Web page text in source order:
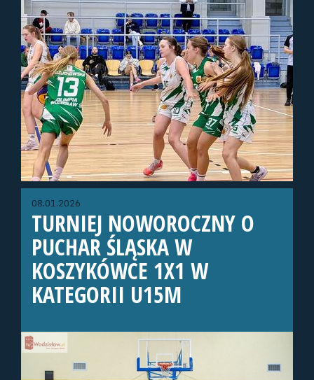
08.01.2026
TURNIEJ NOWOROCZNY O
PUCHAR ŚLĄSKA W
KOSZYKÓWCE 1X1 W
KATEGORII U15M